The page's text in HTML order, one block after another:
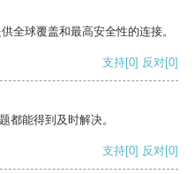
全球覆盖和最高安全性的连接。
支持[0] 反对[0]
都能得到及时解决。
支持[0] 反对[0]